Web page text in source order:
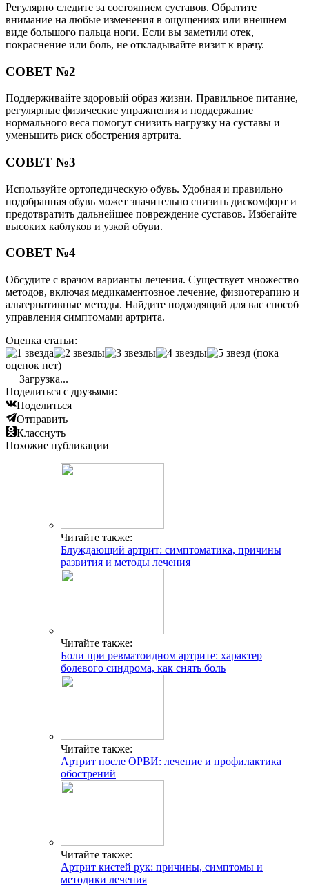
Регулярно следите за состоянием суставов. Обратите
внимание на любые изменения в ощущениях или внешнем
виде большого пальца ноги. Если вы заметили отек,
покраснение или боль, не откладывайте визит к врачу.
СОВЕТ №2
Поддерживайте здоровый образ жизни. Правильное питание,
регулярные физические упражнения и поддержание
нормального веса помогут снизить нагрузку на суставы и
уменьшить риск обострения артрита.
СОВЕТ №3
Используйте ортопедическую обувь. Удобная и правильно
подобранная обувь может значительно снизить дискомфорт и
предотвратить дальнейшее повреждение суставов. Избегайте
высоких каблуков и узкой обуви.
СОВЕТ №4
Обсудите с врачом варианты лечения. Существует множество
методов, включая медикаментозное лечение, физиотерапию и
альтернативные методы. Найдите подходящий для вас способ
управления симптомами артрита.
Оценка статьи:
(пока
оценок нет)
Загрузка...
Поделиться с друзьями:
Поделиться
Отправить
Класснуть
Похожие публикации
Читайте также:
Блуждающий артрит: симптоматика, причины
развития и методы лечения
Читайте также:
Боли при ревматоидном артрите: характер
болевого синдрома, как снять боль
Читайте также:
Артрит после ОРВИ: лечение и профилактика
обострений
Читайте также:
Артрит кистей рук: причины, симптомы и
методики лечения